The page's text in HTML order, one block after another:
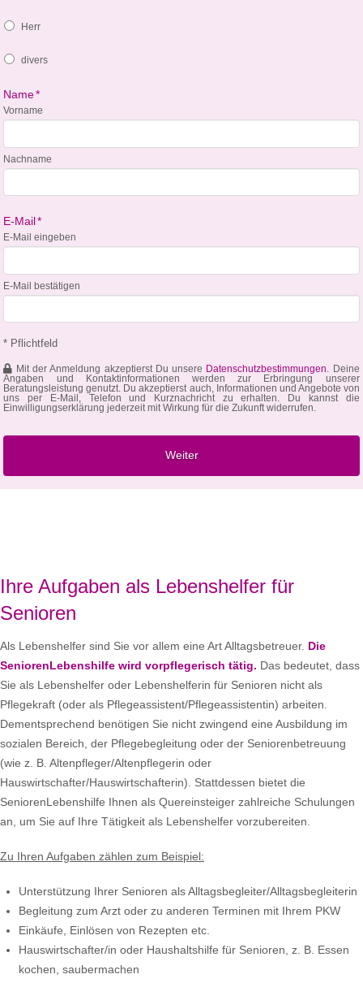
Herr
divers
Name*
Vorname
Nachname
E-Mail*
E-Mail eingeben
E-Mail bestätigen
* Pflichtfeld
Mit der Anmeldung akzeptierst Du unsere Datenschutzbestimmungen. Deine
Angaben und Kontaktinformationen werden zur Erbringung unserer
Beratungsleistung genutzt. Du akzeptierst auch, Informationen und Angebote von
uns per E-Mail, Telefon und Kurznachricht zu erhalten. Du kannst die
Einwilligungserklärung jederzeit mit Wirkung für die Zukunft widerrufen.
Ihre Aufgaben als Lebenshelfer für
Senioren
Als Lebenshelfer sind Sie vor allem eine Art Alltagsbetreuer. Die
SeniorenLebenshilfe wird vorpflegerisch tätig. Das bedeutet, dass
Sie als Lebenshelfer oder Lebenshelferin für Senioren nicht als
Pflegekraft (oder als Pflegeassistent/Pflegeassistentin) arbeiten.
Dementsprechend benötigen Sie nicht zwingend eine Ausbildung im
sozialen Bereich, der Pflegebegleitung oder der Seniorenbetreuung
(wie z. B. Altenpfleger/Altenpflegerin oder
Hauswirtschafter/Hauswirtschafterin). Stattdessen bietet die
SeniorenLebenshilfe Ihnen als Quereinsteiger zahlreiche Schulungen
an, um Sie auf Ihre Tätigkeit als Lebenshelfer vorzubereiten.
Zu Ihren Aufgaben zählen zum Beispiel:
Unterstützung Ihrer Senioren als Alltagsbegleiter/Alltagsbegleiterin
Begleitung zum Arzt oder zu anderen Terminen mit Ihrem PKW
Einkäufe, Einlösen von Rezepten etc.
Hauswirtschafter/in oder Haushaltshilfe für Senioren, z. B. Essen
kochen, saubermachen